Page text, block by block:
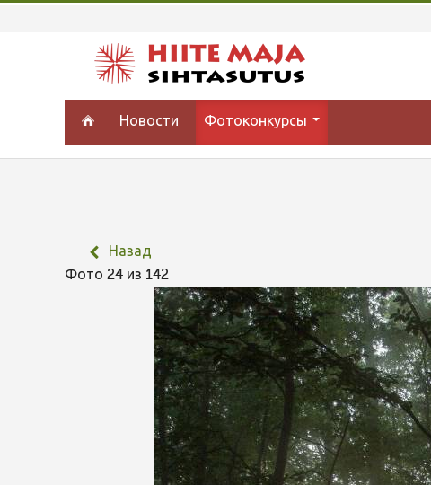
Новости Фотоконкурсы
Назад
Фото 24 из 142